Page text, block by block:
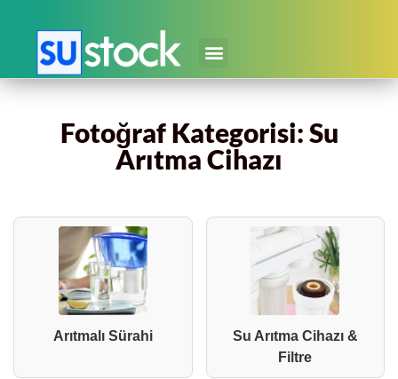
Fotoğraf Kategorisi: Su
Arıtma Cihazı
Arıtmalı Sürahi
Su Arıtma Cihazı &
Filtre